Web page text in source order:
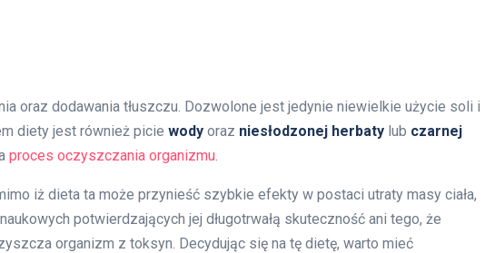
oraz dodawania tłuszczu. Dozwolone jest jedynie niewielkie użycie soli i
diety jest również picie wody oraz niesłodzonej herbaty lub czarnej
proces oczyszczania organizmu
iż dieta ta może przynieść szybkie efekty w postaci utraty masy ciała,
potwierdzających jej długotrwałą skuteczność ani tego, że
organizm z toksyn. Decydując się na tę dietę, warto mieć